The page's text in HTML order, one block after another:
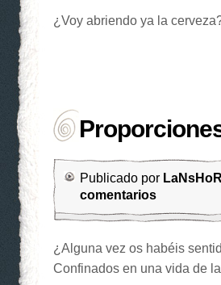
¿Voy abriendo ya la
Publicado por LaNsHoR
comentarios
¿Alguna vez os habéis
Confinados en una vida de